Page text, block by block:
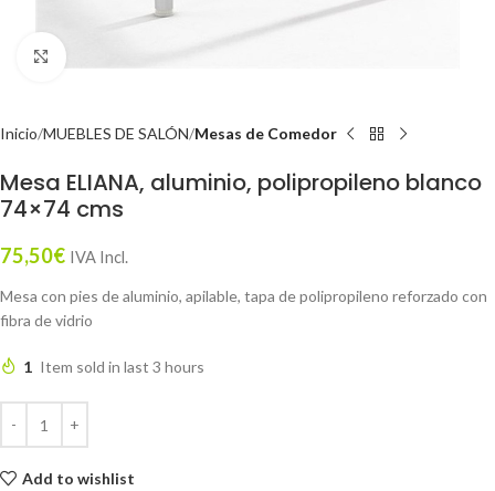
Click to enlarge
Inicio MUEBLES DE SALÓN Mesas de Comedor
Mesa ELIANA, aluminio, polipropileno blanco
74×74 cms
75,50€ IVA Incl.
Mesa con pies de aluminio, apilable, tapa de polipropileno reforzado con
fibra de vidrio
1 Item sold in last 3 hours
Add to wishlist